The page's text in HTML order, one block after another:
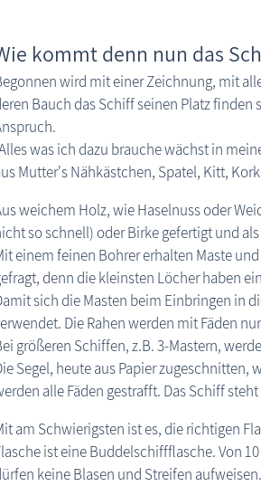
kommt denn nun das
wird mit einer Zeichnung, mit
Bauch das Schiff seinen Platz
was ich dazu brauche wächst in
Mutter's Nähkästchen, Spatel, Kitt,
weichem Holz, wie Haselnuss oder
so schnell) oder Birke gefertigt und
einem feinen Bohrer erhalten Maste
denn die kleinsten Löcher haben
sich die Masten beim Einbringen in
Die Rahen werden mit Fäden
größeren Schiffen, z.B. 3-Mastern,
Segel, heute aus Papier
alle Fäden gestrafft. Das Schiff
am Schwierigsten ist es, die richtigen
ist eine Buddelschiffflasche. Von
keine Blasen und Streifen